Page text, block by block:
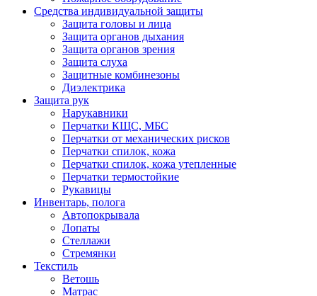
Средства индивидуальной защиты
Защита головы и лица
Защита органов дыхания
Защита органов зрения
Защита слуха
Защитные комбинезоны
Диэлектрика
Защита рук
Нарукавники
Перчатки КЩС, МБС
Перчатки от механических рисков
Перчатки спилок, кожа
Перчатки спилок, кожа утепленные
Перчатки термостойкие
Рукавицы
Инвентарь, полога
Автопокрывала
Лопаты
Стеллажи
Стремянки
Текстиль
Ветошь
Матрас